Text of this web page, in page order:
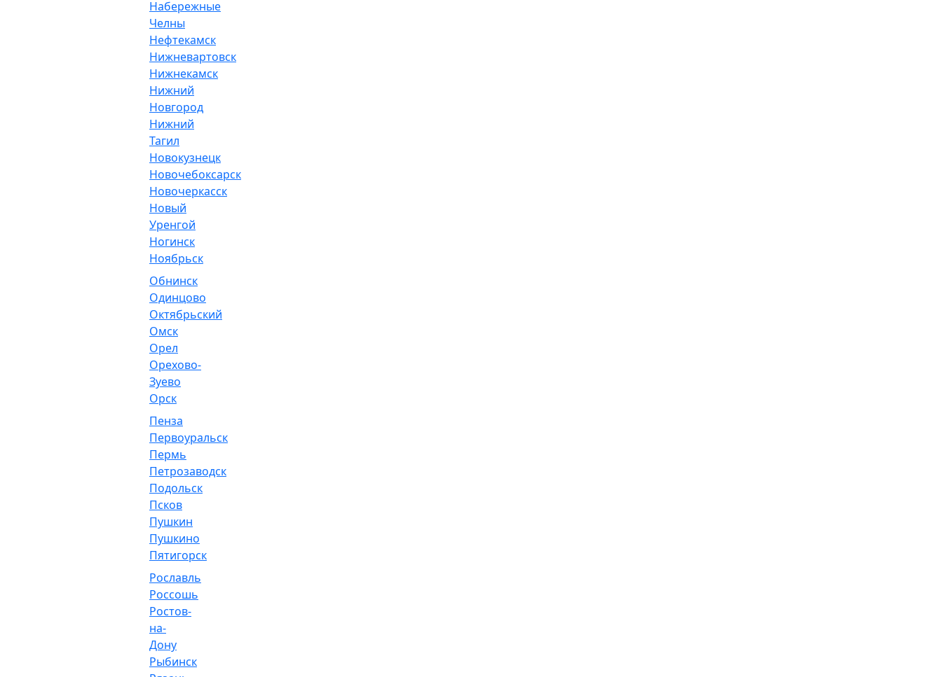
Набережные
Челны
Нефтекамск
Нижневартовск
Нижнекамск
Нижний
Новгород
Нижний
Тагил
Новокузнецк
Новочебоксарск
Новочеркасск
Новый
Уренгой
Ногинск
Ноябрьск
Обнинск
Одинцово
Октябрьский
Омск
Орел
Орехово-
Зуево
Орск
Пенза
Первоуральск
Пермь
Петрозаводск
Подольск
Псков
Пушкин
Пушкино
Пятигорск
Рославль
Россошь
Ростов-
на-
Дону
Рыбинск